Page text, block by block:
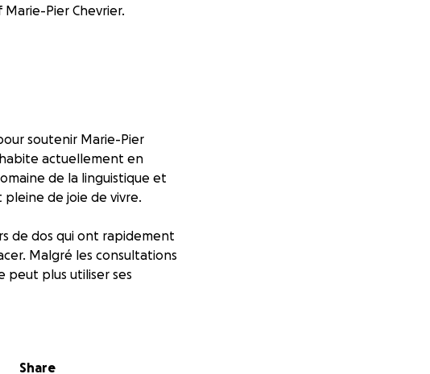
Pier Chevrier.
soutenir Marie-Pier
actuellement en
de la linguistique et
de joie de vivre.
de dos qui ont rapidement
Malgré les consultations
peut plus utiliser ses
ici, au Canada, qu'en
Share